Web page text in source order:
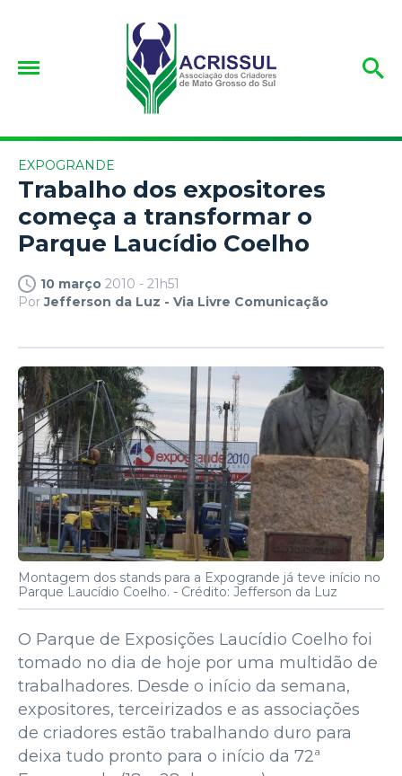
EXPOGRANDE
Trabalho dos expositores
começa a transformar o
Parque Laucídio Coelho
10 março 2010 - 21h51
PorJefferson da Luz - Via Livre Comunicação
Montagem dos stands para a Expogrande já teve início no
Parque Laucídio Coelho. - Crédito: Jefferson da Luz
O Parque de Exposições Laucídio Coelho foi
tomado no dia de hoje por uma multidão de
trabalhadores. Desde o início da semana,
expositores, terceirizados e as associações
de criadores estão trabalhando duro para
deixa tudo pronto para o início da 72ª